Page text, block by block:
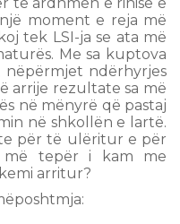
moment e reja më
tek LSI-ja se ata më
Me sa kuptova
nëpërmjet ndërhyrjes
arrije rezultate sa më
në mënyrë që pastaj
në shkollën e lartë.
për të ulëritur e për
tepër i kam me
arritur?